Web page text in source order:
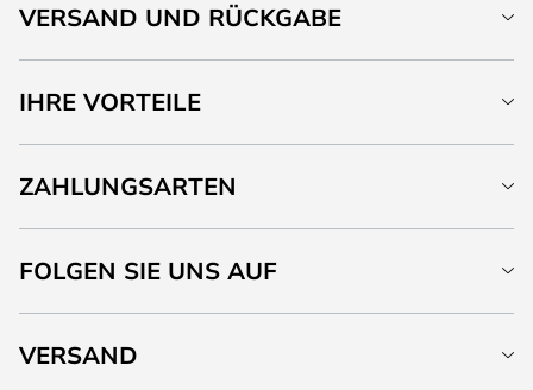
VERSAND UND RÜCKGABE
IHRE VORTEILE
ZAHLUNGSARTEN
FOLGEN SIE UNS AUF
VERSAND